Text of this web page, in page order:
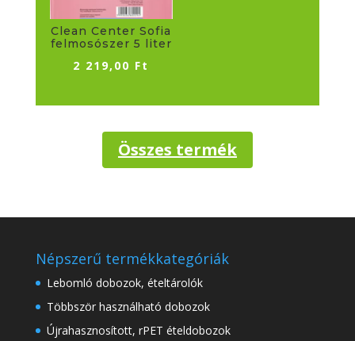
Clean Center Sofia
felmosószer 5 liter
2 219,00 Ft
Összes termék
Népszerű termékkategóriák
Lebomló dobozok, ételtárolók
Többször használható dobozok
Újrahasznosított, rPET ételdobozok